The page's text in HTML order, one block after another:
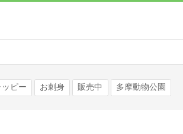
ッピー お刺身 販売中 多摩動物公園